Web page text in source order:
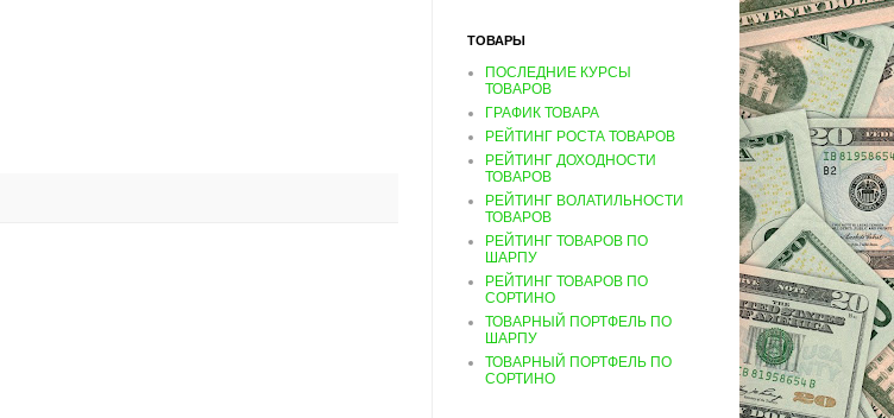
ТОВАРЫ
ПОСЛЕДНИЕ КУРСЫ
ТОВАРОВ
ГРАФИК ТОВАРА
РЕЙТИНГ РОСТА ТОВАРОВ
РЕЙТИНГ ДОХОДНОСТИ
ТОВАРОВ
РЕЙТИНГ ВОЛАТИЛЬНОСТИ
ТОВАРОВ
РЕЙТИНГ ТОВАРОВ ПО
ШАРПУ
РЕЙТИНГ ТОВАРОВ ПО
СОРТИНО
ТОВАРНЫЙ ПОРТФЕЛЬ ПО
ШАРПУ
ТОВАРНЫЙ ПОРТФЕЛЬ ПО
СОРТИНО